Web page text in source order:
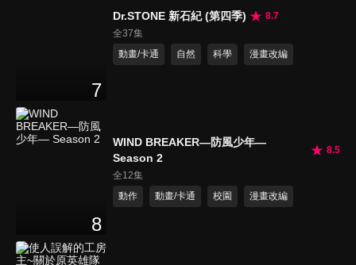
7
Dr.STONE 新石紀 (第四季)
8.7
全37集
動畫/卡通
自然 科學 漫畫改編
8
WIND BREAKER—防風少年—
Season 2
8.5
全12集
動作
動畫/卡通 校園 漫畫改編